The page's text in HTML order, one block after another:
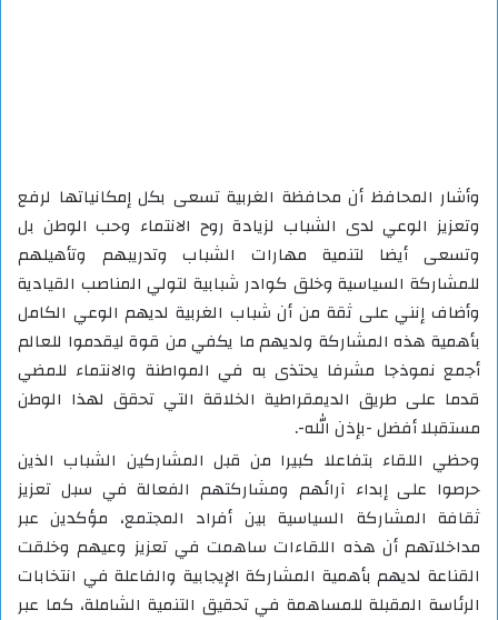
وأشار المحافظ أن محافظة الغربية تسعى بكل إمكانياتها لرفع
وتعزيز الوعي لدى الشباب لزيادة روح الانتماء وحب الوطن بل
وتسعى أيضا لتنمية مهارات الشباب وتدريبهم وتأهيلهم
للمشاركة السياسية وخلق كوادر شبابية لتولي المناصب القيادية
وأضاف إنني على ثقة من أن شباب الغربية لديهم الوعي الكامل
بأهمية هذه المشاركة ولديهم ما يكفي من قوة ليقدموا للعالم
أجمع نموذجا مشرفا يحتذى به في المواطنة والانتماء للمضي
قدما على طريق الديمقراطية الخلاقة التي تحقق لهذا الوطن
مستقبلا أفضل -بإذن الله-.
وحظي اللقاء بتفاعلا كبيرا من قبل المشاركين الشباب الذين
حرصوا على إبداء آرائهم ومشاركتهم الفعالة في سبل تعزيز
ثقافة المشاركة السياسية بين أفراد المجتمع، مؤكدين عبر
مداخلاتهم أن هذه اللقاءات ساهمت في تعزيز وعيهم وخلقت
القناعة لديهم بأهمية المشاركة الإيجابية والفاعلة في انتخابات
الرئاسة المقبلة للمساهمة في تحقيق التنمية الشاملة، كما عبر